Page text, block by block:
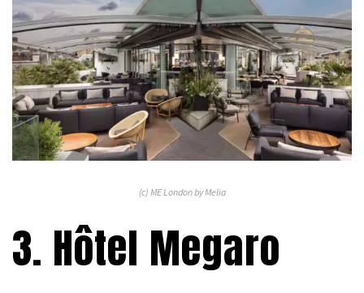
(c) ME London by Melia
3. Hôtel Megaro